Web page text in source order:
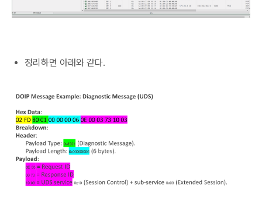
정리하면 아래와 같다.